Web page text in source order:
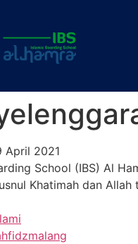
April 2021
School (IBS) Al
Khatimah dan